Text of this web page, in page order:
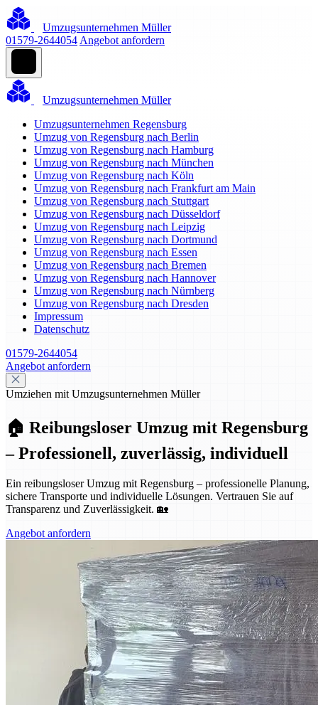
Umzugsunternehmen Müller
01579-2644054 Angebot anfordern
Umzugsunternehmen Müller
Umzugsunternehmen Regensburg
Umzug von Regensburg nach Berlin
Umzug von Regensburg nach Hamburg
Umzug von Regensburg nach München
Umzug von Regensburg nach Köln
Umzug von Regensburg nach Frankfurt am Main
Umzug von Regensburg nach Stuttgart
Umzug von Regensburg nach Düsseldorf
Umzug von Regensburg nach Leipzig
Umzug von Regensburg nach Dortmund
Umzug von Regensburg nach Essen
Umzug von Regensburg nach Bremen
Umzug von Regensburg nach Hannover
Umzug von Regensburg nach Nürnberg
Umzug von Regensburg nach Dresden
Impressum
Datenschutz
01579-2644054
Angebot anfordern
Umziehen mit Umzugsunternehmen Müller
🏠 Reibungsloser Umzug mit Regensburg
– Professionell, zuverlässig, individuell
Ein reibungsloser Umzug mit Regensburg – professionelle Planung,
sichere Transporte und individuelle Lösungen. Vertrauen Sie auf
Transparenz und Zuverlässigkeit. 🏡
Angebot anfordern